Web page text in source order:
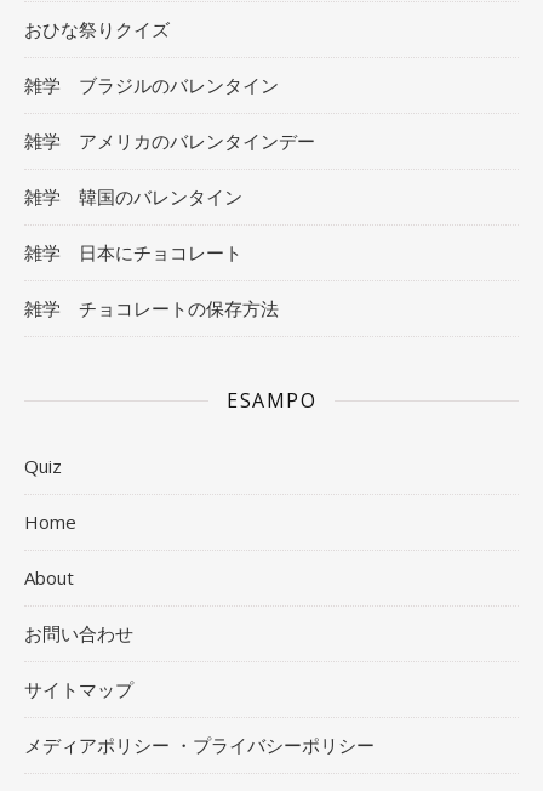
おひな祭りクイズ
雑学 ブラジルのバレンタイン
雑学 アメリカのバレンタインデー
雑学 韓国のバレンタイン
雑学 日本にチョコレート
雑学 チョコレートの保存方法
ESAMPO
Quiz
Home
About
お問い合わせ
サイトマップ
メディアポリシー ・プライバシーポリシー